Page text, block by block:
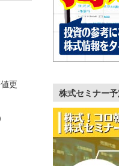
更
株式セミナー予